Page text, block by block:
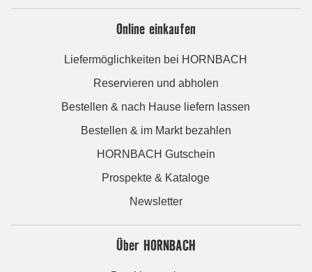
Online einkaufen
Liefermöglichkeiten bei HORNBACH
Reservieren und abholen
Bestellen & nach Hause liefern lassen
Bestellen & im Markt bezahlen
HORNBACH Gutschein
Prospekte & Kataloge
Newsletter
Über HORNBACH